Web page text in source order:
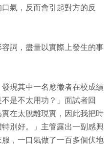
氣，反而會引起對方的反
詞，盡量以實際上發生的事
現其中一名應徵者在校成績
是不太用功？」面試者回
在太脫離現實，因此我把時
別好。」主管露出一副感興
，一口氣做了一百多個伏地